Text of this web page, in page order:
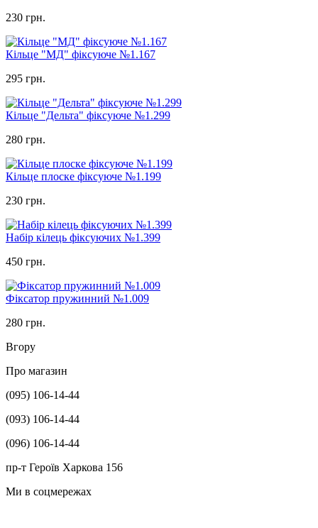
230 грн.
Кільце "МД" фіксуюче №1.167
295 грн.
Кільце "Дельта" фіксуюче №1.299
280 грн.
Кільце плоске фіксуюче №1.199
230 грн.
Набір кілець фіксуючих №1.399
450 грн.
Фіксатор пружинний №1.009
280 грн.
Вгору
Про магазин
(095) 106-14-44
(093) 106-14-44
(096) 106-14-44
пр-т Героїв Харкова 156
Ми в соцмережах